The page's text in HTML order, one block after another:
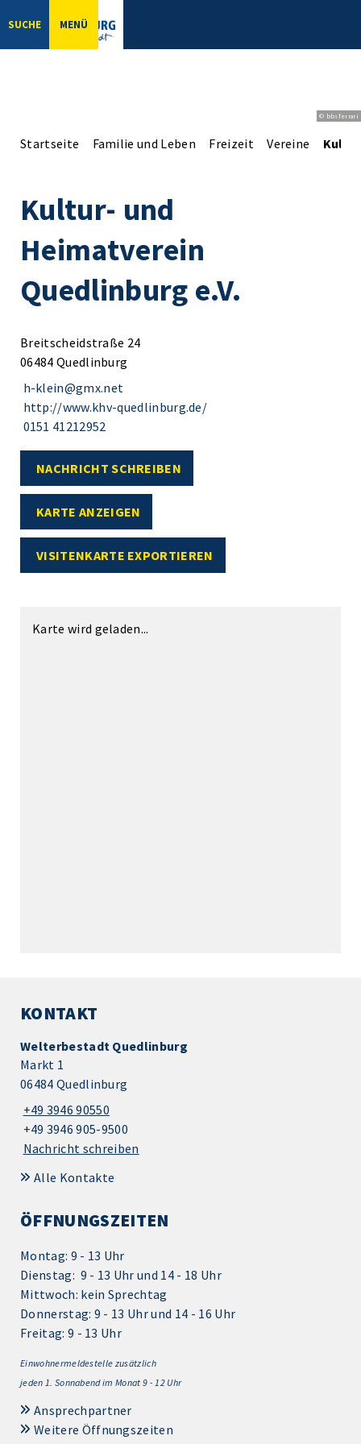
SUCHE MENÜ
© bbsferrari
Startseite Familie und Leben Freizeit Vereine
Kultur- und
Heimatverein
Quedlinburg e.V.
Breitscheidstraße 24
06484 Quedlinburg
h-klein@gmx.net
http://www.khv-quedlinburg.de/
0151 41212952
NACHRICHT SCHREIBEN
KARTE ANZEIGEN
VISITENKARTE EXPORTIEREN
Karte wird geladen...
KONTAKT
Welterbestadt Quedlinburg
Markt 1
06484 Quedlinburg
+49 3946 90550
+49 3946 905-9500
Nachricht schreiben
Alle Kontakte
ÖFFNUNGSZEITEN
Montag: 9 - 13 Uhr
Dienstag: 9 - 13 Uhr und 14 - 18 Uhr
Mittwoch: kein Sprechtag
Donnerstag: 9 - 13 Uhr und 14 - 16 Uhr
Freitag: 9 - 13 Uhr
Einwohnermeldestelle zusätzlich
jeden 1. Sonnabend im Monat 9 - 12 Uhr
Ansprechpartner
Weitere Öffnungszeiten